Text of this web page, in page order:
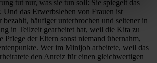
tut nur, was sie tun soll: Sie spiegelt das
Und das Erwerbsleben von Frauen ist
bezahlt, häufiger unterbrochen und seltener in
in Teilzeit gearbeitet hat, weil die Kita zu
Pflege der Eltern sonst niemand übernahm,
Wer im Minijob arbeitete, weil das
den Anreiz für einen gleichwertigen